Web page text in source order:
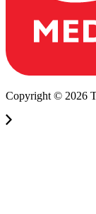
Copyright © 2026